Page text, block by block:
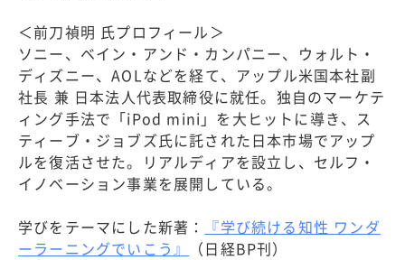
＜前刀禎明 氏プロフィール＞
ソニー、ベイン・アンド・カンパニー、ウォルト・
ディズニー、AOLなどを経て、アップル米国本社副
社長 兼 日本法人代表取締役に就任。独自のマーケテ
ィング手法で「iPod mini」を大ヒットに導き、ス
ティーブ・ジョブズ氏に託された日本市場でアップ
ルを復活させた。リアルディアを設立し、セルフ・
イノベーション事業を展開している。
学びをテーマにした新著：
『学び続ける知性 ワンダ
ーラーニングでいこう』
（日経BP刊）